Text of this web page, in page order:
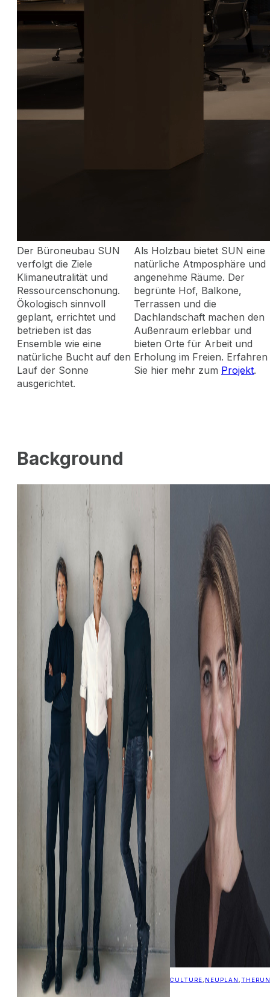
Der Büroneubau SUN
verfolgt die Ziele
Klimaneutralität und
Ressourcenschonung.
Ökologisch sinnvoll
geplant, errichtet und
betrieben ist das
Ensemble wie eine
natürliche Bucht auf den
Lauf der Sonne
ausgerichtet.
Als Holzbau bietet SUN eine
natürliche Atmposphäre und
angenehme Räume. Der
begrünte Hof, Balkone,
Terrassen und die
Dachlandschaft machen den
Außenraum erlebbar und
bieten Orte für Arbeit und
Erholung im Freien. Erfahren
Sie hier mehr zum Projekt.
Background
CULTURE NEUPLAN THERUN